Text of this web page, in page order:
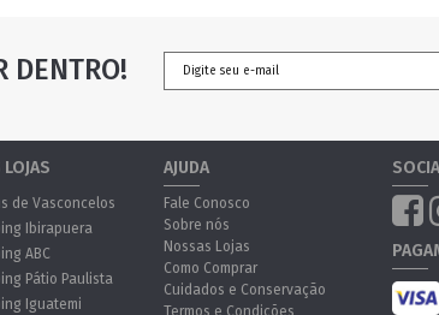
DENTRO!
de Vasconcelos
Ibirapuera
ABC
Pátio Paulista
Iguatemi
AJUDA
Fale Conosco
Sobre nós
Nossas Lojas
Como Comprar
Cuidados e Conservação
Termos e Condições